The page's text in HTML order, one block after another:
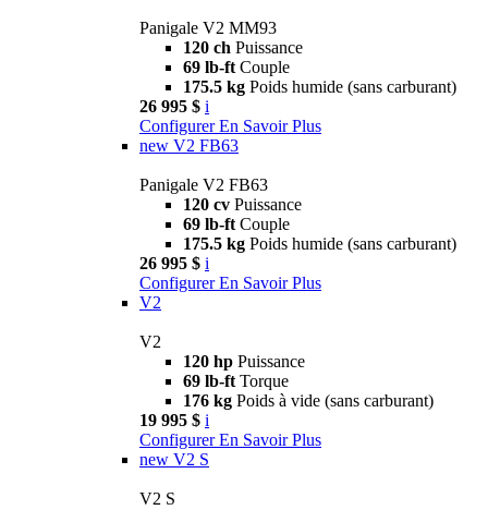
Panigale V2 MM93
120 ch Puissance
69 lb-ft Couple
175.5 kg Poids humide (sans carburant)
26 995 $ i
Configurer En Savoir Plus
new V2 FB63
Panigale V2 FB63
120 cv Puissance
69 lb-ft Couple
175.5 kg Poids humide (sans carburant)
26 995 $ i
Configurer En Savoir Plus
V2
V2
120 hp Puissance
69 lb-ft Torque
176 kg Poids à vide (sans carburant)
19 995 $ i
Configurer En Savoir Plus
new V2 S
V2 S